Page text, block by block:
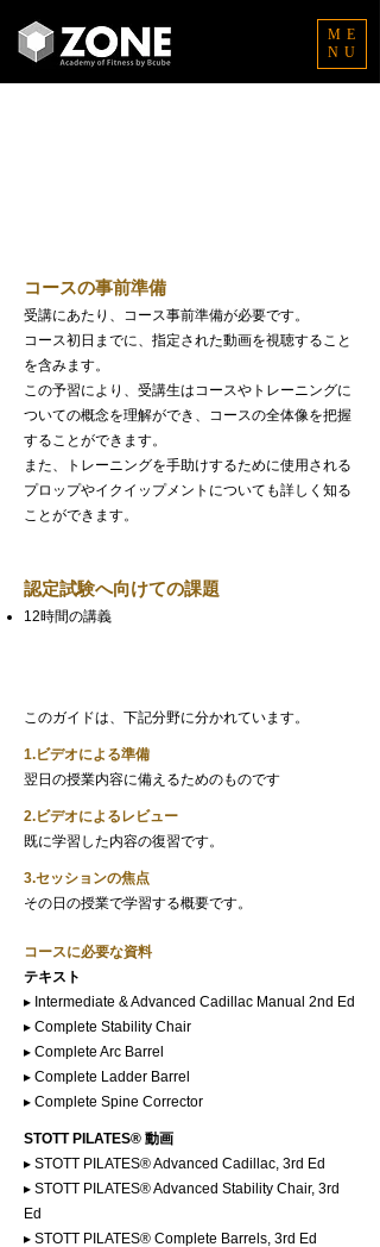
ME
NU
コースの事前準備
受講にあたり、コース事前準備が必要です。
コース初日までに、指定された動画を視聴すること
を含みます。
この予習により、受講生はコースやトレーニングに
ついての概念を理解ができ、コースの全体像を把握
することができます。
また、トレーニングを手助けするために使用される
プロップやイクイップメントについても詳しく知る
ことができます。
​認定試験へ向けての課題
12時間の講義
このガイドは、下記分野に分かれています。
1.ビデオによる準備
翌日の授業内容に備えるためのものです
2.ビデオによるレビュー
既に学習した内容の復習です。
3.セッションの焦点
その日の授業で学習する概要です。
コースに必要な資料
テキスト
▸ Intermediate & Advanced Cadillac Manual 2nd Ed
▸ Complete Stability Chair
▸ Complete Arc Barrel
▸ Complete Ladder Barrel
▸ Complete Spine Corrector
STOTT PILATES® 動画
▸ STOTT PILATES® Advanced Cadillac, 3rd Ed
▸ STOTT PILATES® Advanced Stability Chair, 3rd
Ed
▸ STOTT PILATES® Complete Barrels, 3rd Ed